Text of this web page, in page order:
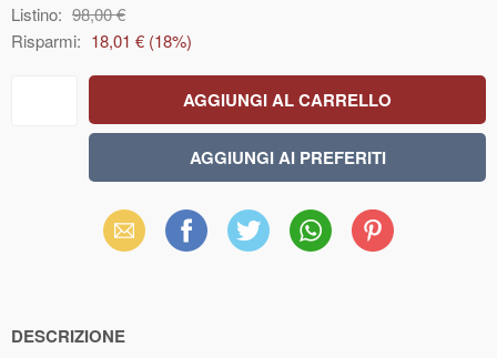
Listino: 98,00 €
Risparmi: 18,01 € (18%)
Email Facebook X WhatsAppPinterest
DESCRIZIONE